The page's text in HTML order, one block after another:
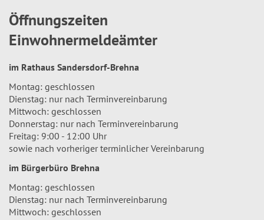
Öffnungszeiten
Einwohnermeldeämter
im Rathaus Sandersdorf-Brehna
Montag: geschlossen
Dienstag: nur nach Terminvereinbarung
Mittwoch: geschlossen
Donnerstag: nur nach Terminvereinbarung
Freitag: 9:00 - 12:00 Uhr
sowie nach vorheriger terminlicher Vereinbarung
im Bürgerbüro Brehna
Montag: geschlossen
Dienstag: nur nach Terminvereinbarung
Mittwoch: geschlossen